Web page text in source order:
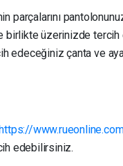
parçalarını
birlikte üzerinizde
edeceğiniz çanta ve
https://
edebilirsiniz.